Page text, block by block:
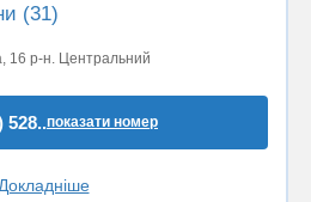
(31)
16 р-н. Центральний
528..показати номер
Докладніше